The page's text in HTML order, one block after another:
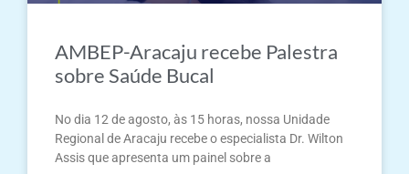
AMBEP-Aracaju recebe Palestra
sobre Saúde Bucal
No dia 12 de agosto, às 15 horas, nossa Unidade
Regional de Aracaju recebe o especialista Dr. Wilton
Assis que apresenta um painel sobre a